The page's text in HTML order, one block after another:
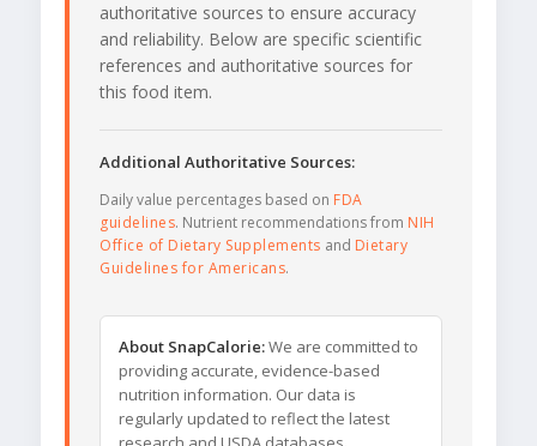
authoritative sources to ensure accuracy
and reliability. Below are specific scientific
references and authoritative sources for
this food item.
Additional Authoritative Sources:
Daily value percentages based on FDA
guidelines. Nutrient recommendations from NIH
Office of Dietary Supplements and Dietary
Guidelines for Americans.
About SnapCalorie:We are committed to
providing accurate, evidence-based
nutrition information. Our data is
regularly updated to reflect the latest